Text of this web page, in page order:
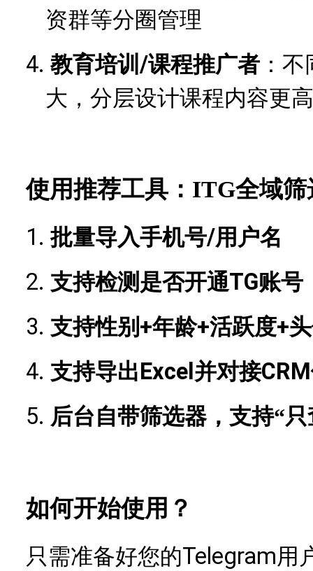
资群等分圈管理
4. 教育培训 /课程推广者 ：
大，分层设计课程内容更
使用推荐工具：ITG全域筛
1.批量导入手机号/用户名
2. 支持检测是否开通TG账号
3. 支持性别 +年龄+活跃度+
4. 支持导出Excel并对接
5. 后台自带筛选器，支持“
如何开始使用？
只需准备好您的Telegram用